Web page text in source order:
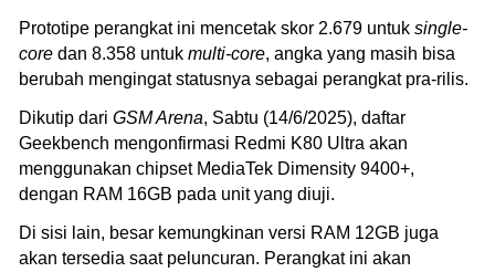
Prototipe perangkat ini mencetak skor 2.679 untuk single-
core dan 8.358 untuk multi-core, angka yang masih bisa
berubah mengingat statusnya sebagai perangkat pra-rilis.
Dikutip dari GSM Arena, Sabtu (14/6/2025), daftar
Geekbench mengonfirmasi Redmi K80 Ultra akan
menggunakan chipset MediaTek Dimensity 9400+,
dengan RAM 16GB pada unit yang diuji.
Di sisi lain, besar kemungkinan versi RAM 12GB juga
akan tersedia saat peluncuran. Perangkat ini akan